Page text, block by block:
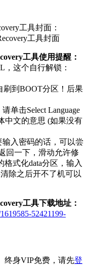
工具封面：
工具使用提醒：
，这个自行解锁：
刷到BOOT分区！后果
单击Select Language
中文的意思 (如果没有
入密码的话，可以尝
回一下，滑动允许修
式化data分区，输入
除之后开不了机可以
工具下载地址：
52421199-
终身VIP免费，请先登